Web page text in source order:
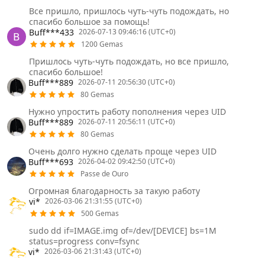
Все пришло, пришлось чуть-чуть подождать, но
спасибо большое за помощь!
Buff***433 2026-07-13 09:46:16 (UTC+0)
1200 Gemas
Пришлось чуть-чуть подождать, но все пришло,
спасибо большое!
Buff***889 2026-07-11 20:56:30 (UTC+0)
80 Gemas
Нужно упростить работу пополнения через UID
Buff***889 2026-07-11 20:56:11 (UTC+0)
80 Gemas
Очень долго нужно сделать проще через UID
Buff***693 2026-04-02 09:42:50 (UTC+0)
Passe de Ouro
Огромная благодарность за такую работу
vi* 2026-03-06 21:31:55 (UTC+0)
500 Gemas
sudo dd if=IMAGE.img of=/dev/[DEVICE] bs=1M
status=progress conv=fsync
vi* 2026-03-06 21:31:43 (UTC+0)